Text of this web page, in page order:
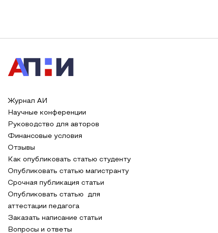
Журнал АИ
Научные конференции
Руководство для авторов
Финансовые условия
Отзывы
Как опубликовать статью студенту
Опубликовать статью магистранту
Срочная публикация статьи
Опубликовать статью для
аттестации педагога
Заказать написание статьи
Вопросы и ответы